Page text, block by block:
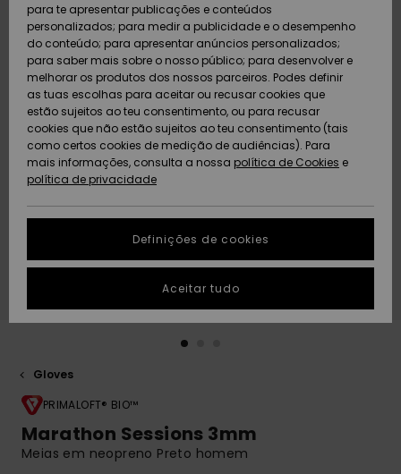
Surfe/água
Snow
Artigos
recém-
chegados
Coleções
Surfe/água
Neve
Artigos
recém-
chegados
Highlights
Snow
Community
SNOW
Snow Shop
Feminino
Highlights
Community
DUPLA
PROMO
AJUDA
Cartão
presente
Quiksilver
Freedom
Protecção de
dados
Guia de
tamanhos
conversa para
obteres a
resposta mais
rápida à tua
Encontra
respostas
SUSTAINABILITY
PRESENTE
DESEJO
Gloves
PRIMALOFT® BIO™
Marathon Sessions 3mm
Meias em neopreno Preto homem
para te apresentar publicações e conteúdos
personalizados; para medir a publicidade e o desempenho
do conteúdo; para apresentar anúncios personalizados;
para saber mais sobre o nosso público; para desenvolver e
melhorar os produtos dos nossos parceiros. Podes definir
as tuas escolhas para aceitar ou recusar cookies que
estão sujeitos ao teu consentimento, ou para recusar
cookies que não estão sujeitos ao teu consentimento (tais
como certos cookies de medição de audiências). Para
mais informações, consulta a nossa política de Cookies e
política de privacidade
Definições de cookies
Aceitar tudo